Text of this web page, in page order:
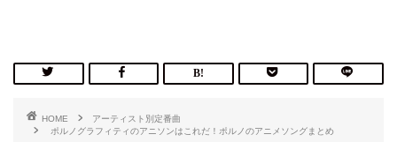
HOME
アーティスト別定番曲
ポルノグラフィティのアニソンはこれだ！ポルノのアニメソングまとめ